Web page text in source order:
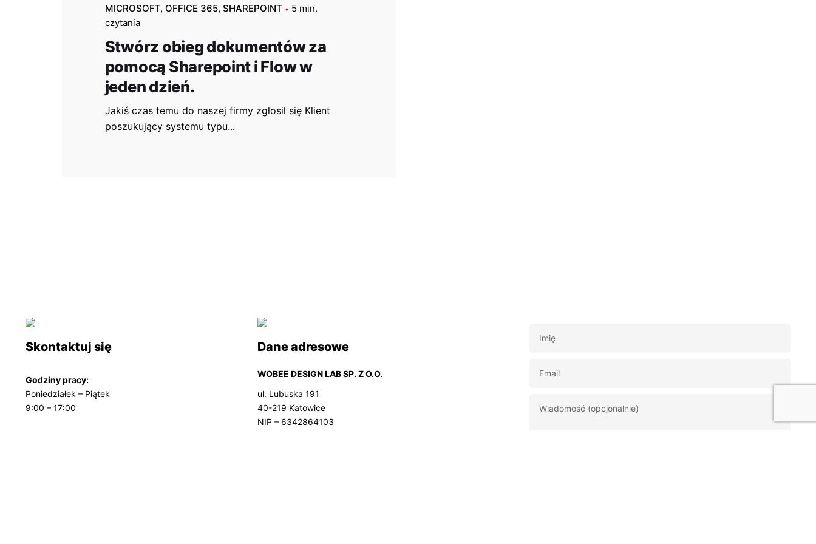
MICROSOFT OFFICE 365 SHAREPOINT
5 min.
czytania
Stwórz obieg dokumentów za
pomocą Sharepoint i Flow w
jeden dzień.
Jakiś czas temu do naszej firmy zgłosił się Klient
poszukujący systemu typu...
Skontaktuj się
Godziny pracy:
Poniedziałek – Piątek
9:00 – 17:00
Dane adresowe
WOBEE DESIGN LAB SP. Z O.O.
ul. Lubuska 191
40-219 Katowice
NIP – 6342864103